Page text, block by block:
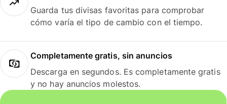
Guarda tus divisas favoritas para comprobar
cómo varía el tipo de cambio con el tiempo.
Completamente gratis, sin anuncios
Descarga en segundos. Es completamente gratis
y no hay anuncios molestos.